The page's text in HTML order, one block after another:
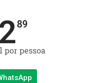
89
por pessoa